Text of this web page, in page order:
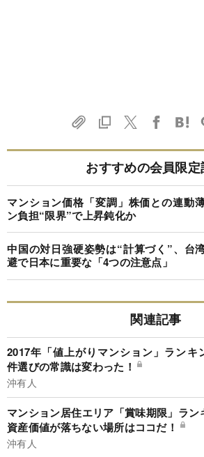
おすすめの会員限定
マンション価格「変調」株価との連動
ン負担“限界”で上昇鈍化か
中国の対日強硬姿勢は“計算づく”、台
避で日本に重要な「4つの注意点」
関連記事
2017年「値上がりマンション」ランキ
件選びの常識は変わった！
沖有人
マンション居住エリア「賞味期限」ラン
資産価値が落ちない場所はココだ！
沖有人